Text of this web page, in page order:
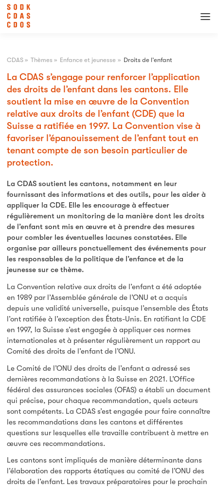
CDAS » Thèmes » Enfance et jeunesse » Droits de l’enfant
La CDAS s’engage pour renforcer l’application
des droits de l’enfant dans les cantons. Elle
soutient la mise en œuvre de la Convention
relative aux droits de l’enfant (CDE) que la
Suisse a ratifiée en 1997. La Convention vise à
favoriser l’épanouissement de l’enfant tout en
tenant compte de son besoin particulier de
protection.
La CDAS soutient les cantons, notamment en leur
fournissant des informations et des outils, pour les aider à
appliquer la CDE. Elle les encourage à effectuer
régulièrement un monitoring de la manière dont les droits
de l’enfant sont mis en œuvre et à prendre des mesures
pour combler les éventuelles lacunes constatées. Elle
organise par ailleurs ponctuellement des événements pour
les responsables de la politique de l’enfance et de la
jeunesse sur ce thème.
La Convention relative aux droits de l’enfant a été adoptée
en 1989 par l’Assemblée générale de l’ONU et a acquis
depuis une validité universelle, puisque l’ensemble des États
l’ont ratifiée à l’exception des États-Unis. En ratifiant la CDE
en 1997, la Suisse s’est engagée à appliquer ces normes
internationales et à présenter régulièrement un rapport au
Comité des droits de l’enfant de l’ONU.
Le Comité de l’ONU des droits de l’enfant a adressé ses
dernières recommandations à la Suisse en 2021. L’Office
fédéral des assurances sociales (OFAS) a établi un document
qui précise, pour chaque recommandation, quels acteurs
sont compétents. La CDAS s’est engagée pour faire connaître
les recommandations dans les cantons et différentes
questions sur lesquelles elle travaille contribuent à mettre en
œuvre ces recommandations.
Les cantons sont impliqués de manière déterminante dans
l’élaboration des rapports étatiques au comité de l’ONU des
droits de l’enfant. Les travaux préparatoires pour le prochain